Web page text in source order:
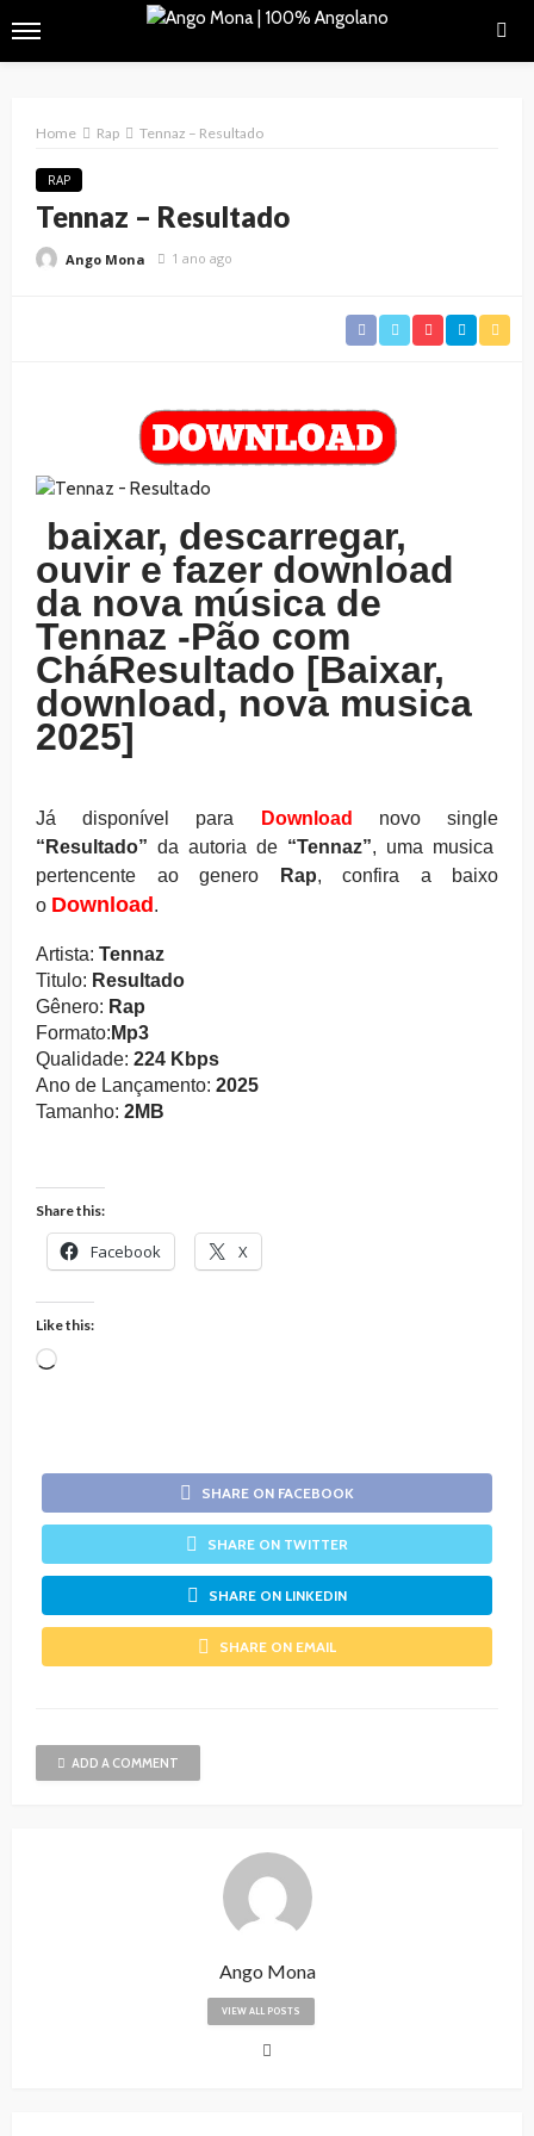
Home Rap Tennaz – Resultado
RAP
Tennaz – Resultado
Ango Mona 1 ano ago
baixar, descarregar,
ouvir e fazer download
da nova música de
Tennaz -Pão com
CháResultado [Baixar,
download, nova musica
2025]
Já disponível para Download
novo single
“Resultado” da autoria de “Tennaz”, uma musica
pertencente ao genero
Rap, confira a baixo
o Download.
Artista: Tennaz
Titulo: Resultado
Gênero: Rap
Formato: Mp3
Qualidade: 224 Kbps
Ano de Lançamento: 2025
Tamanho: 2MB
Share this:
Facebook X
Like this:
Loading…
SHARE ON FACEBOOK
SHARE ON TWITTER
SHARE ON LINKEDIN
SHARE ON EMAIL
ADD A COMMENT
Ango Mona
VIEW ALL POSTS